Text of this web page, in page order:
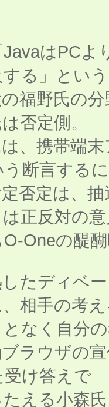
はPCよ
る」とい
福野氏の
否定側。
、携帯端
う断言する
否定は、
正反対の
Oneの醍
たディベ
相手の考
なく自分
ラウザの
け答えで
える小森